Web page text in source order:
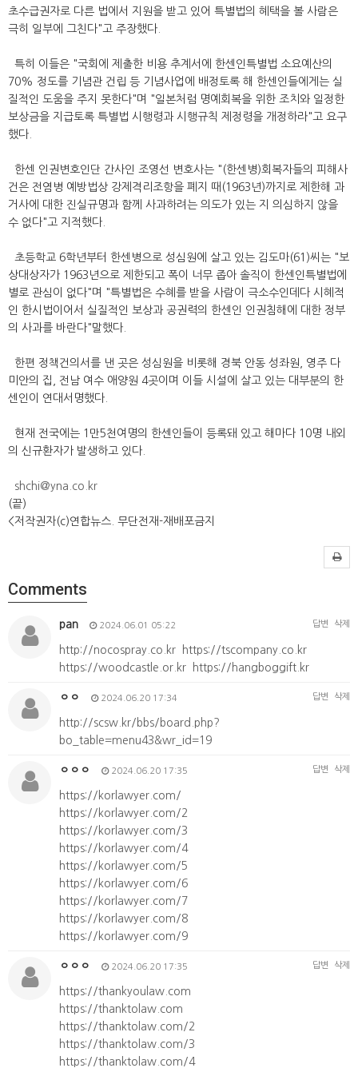
초수급권자로 다른 법에서 지원을 받고 있어 특별법의 혜택을 볼 사람은
극히 일부에 그친다"고 주장했다.
특히 이들은 "국회에 제출한 비용 추계서에 한센인특별법 소요예산의
70% 정도를 기념관 건립 등 기념사업에 배정토록 해 한센인들에게는 실
질적인 도움을 주지 못한다"며 "일본처럼 명예회복을 위한 조치와 일정한
보상금을 지급토록 특별법 시행령과 시행규칙 제정령을 개정하라"고 요구
했다.
한센 인권변호인단 간사인 조영선 변호사는 "(한센병)회복자들의 피해사
건은 전염병 예방법상 강제격리조항을 폐지 때(1963년)까지로 제한해 과
거사에 대한 진실규명과 함께 사과하려는 의도가 있는 지 의심하지 않을
수 없다"고 지적했다.
초등학교 6학년부터 한센병으로 성심원에 살고 있는 김도마(61)씨는 "보
상대상자가 1963년으로 제한되고 폭이 너무 좁아 솔직이 한센인특별법에
별로 관심이 없다"며 "특별법은 수혜를 받을 사람이 극소수인데다 시혜적
인 한시법이어서 실질적인 보상과 공권력의 한센인 인권침해에 대한 정부
의 사과를 바란다"말했다.
한편 정책건의서를 낸 곳은 성심원을 비롯해 경북 안동 성좌원, 영주 다
미안의 집, 전남 여수 애양원 4곳이며 이들 시설에 살고 있는 대부분의 한
센인이 연대서명했다.
현재 전국에는 1만5천여명의 한센인들이 등록돼 있고 해마다 10명 내외
의 신규환자가 발생하고 있다.
shchi@yna.co.kr
(끝)
<저작권자(c)연합뉴스. 무단전재-재배포금지
Comments
pan 2024.06.01 05:22 답변 삭제
http://nocospray.co.kr
https://tscompany.co.kr
https://woodcastle.or.kr
https://hangboggift.kr
ㅇㅇ 2024.06.20 17:34 답변 삭제
http://scsw.kr/bbs/board.php?
bo_table=menu43&wr_id=19
ㅇㅇㅇ 2024.06.20 17:35 답변 삭제
https://korlawyer.com/
https://korlawyer.com/2
https://korlawyer.com/3
https://korlawyer.com/4
https://korlawyer.com/5
https://korlawyer.com/6
https://korlawyer.com/7
https://korlawyer.com/8
https://korlawyer.com/9
ㅇㅇㅇ 2024.06.20 17:35 답변 삭제
https://thankyoulaw.com
https://thanktolaw.com
https://thanktolaw.com/2
https://thanktolaw.com/3
https://thanktolaw.com/4